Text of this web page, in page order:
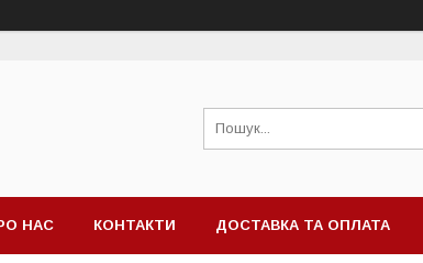
НАС КОНТАКТИ ДОСТАВКА ТА ОПЛАТА